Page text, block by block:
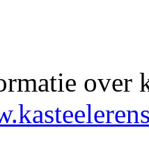
over